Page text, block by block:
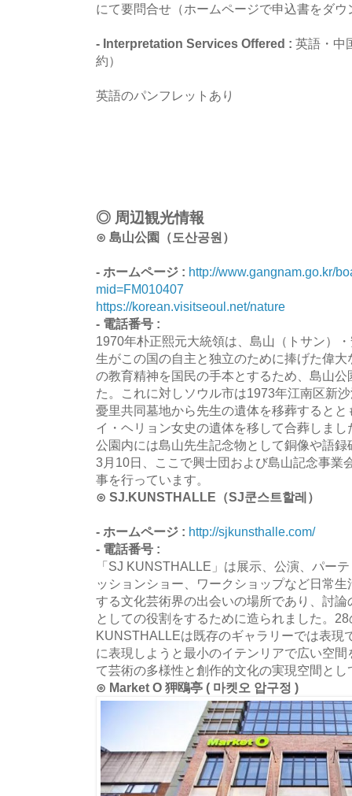
にて要問合せ（ホームページで申込書をダ
- Interpretation Services Offered : 英語・中
約）
英語のパンフレットあり
◎ 周辺観光情報
⊙ 島山公園（도산공원）
- ホームページ : http://www.gangnam.go.kr/
mid=FM010407
https://korean.visitseoul.net/nature
- 電話番号 :
1970年朴正熙元大統領は、島山（トサン）
生がこの国の自主と独立のために捧げた偉
の教育精神を国民の手本とするため、島山
た。これに対しソウル市は1973年江南区新
憂里共同墓地から先生の遺体を移葬すると
イ・ヘリョン女史の遺体を移して合葬しまし
公園内には島山先生記念物として銅像や語
3月10日、ここで興士団および島山記念事業
事を行っています。
⊙ SJ.KUNSTHALLE（SJ쿤스트할레）
- ホームページ : http://sjkunsthalle.com/
- 電話番号 :
「SJ KUNSTHALLE」は展示、公演、パー
ッションショー、ワークショップなど日常
する文化芸術界の出会いの場所であり、討
としての役割をするために造られました。
KUNSTHALLEは既存のギャラリーでは表現
に表現しようと最小のイテンリアで広い空
て芸術の多様性と創作的文化の実現空間と
⊙ Market O 狎鴎亭 ( 마켓오 압구정 )